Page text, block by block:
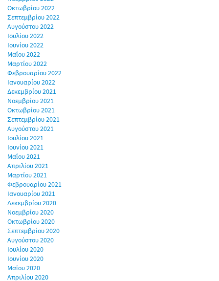
Οκτωβρίου 2022
Σεπτεμβρίου 2022
Αυγούστου 2022
Ιουλίου 2022
Ιουνίου 2022
Μαΐου 2022
Μαρτίου 2022
Φεβρουαρίου 2022
Ιανουαρίου 2022
Δεκεμβρίου 2021
Νοεμβρίου 2021
Οκτωβρίου 2021
Σεπτεμβρίου 2021
Αυγούστου 2021
Ιουλίου 2021
Ιουνίου 2021
Μαΐου 2021
Απριλίου 2021
Μαρτίου 2021
Φεβρουαρίου 2021
Ιανουαρίου 2021
Δεκεμβρίου 2020
Νοεμβρίου 2020
Οκτωβρίου 2020
Σεπτεμβρίου 2020
Αυγούστου 2020
Ιουλίου 2020
Ιουνίου 2020
Μαΐου 2020
Απριλίου 2020